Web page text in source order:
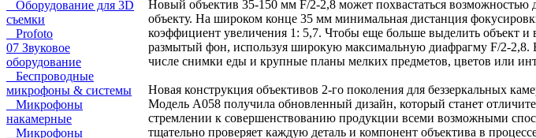
Оборудование для 3D
съемки
Profoto
07 Звуковое
оборудование
Беспроводные
микрофоны & системы
Микрофоны
накамерные
Микрофоны
Новый объектив 35-150 мм F/2-2,8 может похвастаться
объекту. На широком конце 35 мм минимальная дистанция
коэффициент увеличения 1: 5,7. Чтобы еще больше выделить объект и
размытый фон, используя широкую максимальную диафрагму F/2-
числе снимки еды и крупные планы мелких предметов, цветов или
Новая конструкция объективов 2-го поколения для беззеркальных
Модель A058 получила обновленный дизайн, который станет
стремлении к совершенствованию продукции всеми возможными
тщательно проверяет каждую деталь и компонент объектива в